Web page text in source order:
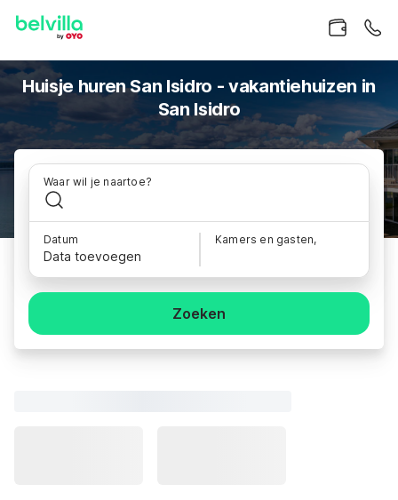
Huisje huren San Isidro - vakantiehuizen in
San Isidro
Waar wil je naartoe?
Datum
Data toevoegen
Kamers en gasten,
Zoeken